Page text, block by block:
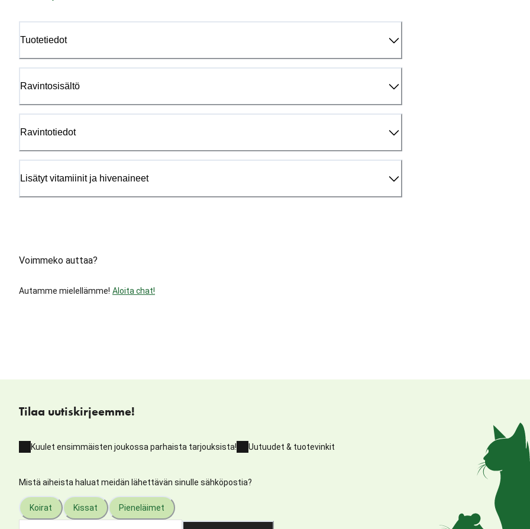
Tuotetiedot
Ravintosisältö
Ravintotiedot
Lisätyt vitamiinit ja hivenaineet
Voimmeko auttaa?
Autamme mielellämme! Aloita chat!
Tilaa uutiskirjeemme!
Kuulet ensimmäisten joukossa parhaista tarjouksista! Uutuudet & tuotevinkit
Mistä aiheista haluat meidän lähettävän sinulle sähköpostia?
Koirat Kissat Pieneläimet